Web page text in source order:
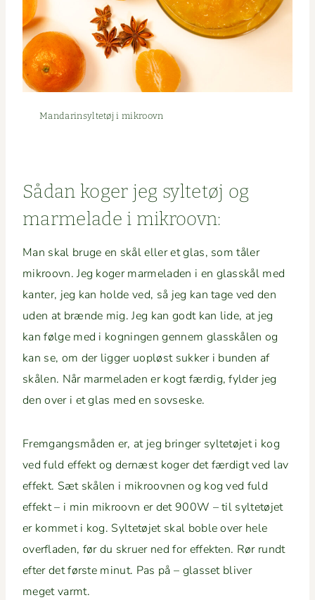
Man­darin­syl­tetøj i mikroovn
Sådan koger jeg syl­tetøj og
marme­lade i mikroovn:
Man skal bruge en skål eller et glas, som tåler
mikroovn. Jeg koger marme­laden i en glasskål med
kan­ter, jeg kan holde ved, så jeg kan tage ved den
uden at brænde mig. Jeg kan godt kan lide, at jeg
kan følge med i kognin­gen gen­nem glasskålen og
kan se, om der lig­ger uopløst sukker i bun­den af
skålen. Når marme­laden er kogt færdig, fylder jeg
den over i et glas med en sovseske.
Frem­gangsmå­den er, at jeg bringer syl­tetø­jet i kog
ved fuld effekt og dernæst koger det færdigt ved lav
effekt. Sæt skålen i mikroov­nen og kog ved fuld
effekt – i min mikroovn er det 900W – til syl­tetø­jet
er kom­met i kog. Syl­tetø­jet skal boble over hele
over­fladen, før du skruer ned for effek­ten. Rør rundt
efter det første min­ut. Pas på – glas­set bliv­er
meget varmt.